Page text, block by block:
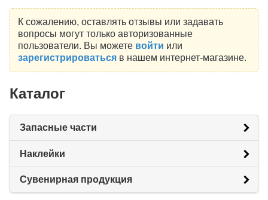
К сожалению, оставлять отзывы или задавать
вопросы могут только авторизованные
пользователи. Вы можете войти или
зарегистрироватьсяв нашем интернет-магазине.
Каталог
Запасные части
Наклейки
Сувенирная продукция